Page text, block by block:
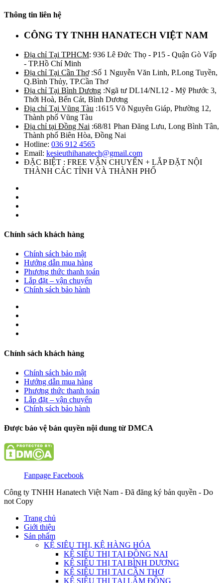
Thông tin liên hệ
CÔNG TY TNHH HANATECH VIỆT NAM
Địa chỉ Tại TPHCM: 936 Lê Đức Thọ - P15 - Quận Gò Vấp
- TP.Hồ Chí Minh
Địa chỉ Tại Cần Thơ:Số 1 Nguyễn Văn Linh, P.Long Tuyền,
Q.Bình Thủy, TP.Cần Thơ
Địa chỉ Tại Bình Dương :Ngã tư DL14/NL12 - Mỹ Phước 3,
Thới Hoà, Bến Cát, Bình Dương
Địa chỉ Tại Vũng Tàu :1615 Võ Nguyên Giáp, Phường 12,
Thành phố Vũng Tàu
Địa chỉ tại Đồng Nai :68/81 Phan Đăng Lưu, Long Bình Tân,
Thành phố Biên Hòa, Đồng Nai
Hotline: 036 912 4565
Email: kesieuthihanatech@gmail.com
ĐẶC BIỆT : FREE VẬN CHUYỂN + LẮP ĐẶT NỘI
THÀNH CÁC TỈNH VÀ THÀNH PHỐ
Chính sách khách hàng
Chính sách bảo mật
Hướng dẫn mua hàng
Phương thức thanh toán
Lắp đặt – vận chuyển
Chính sách bảo hành
Chính sách khách hàng
Chính sách bảo mật
Hướng dẫn mua hàng
Phương thức thanh toán
Lắp đặt – vận chuyển
Chính sách bảo hành
Được bảo vệ bản quyền nội dung từ DMCA
Fanpage Facebook
Công ty TNHH Hanatech Việt Nam - Đã đăng ký bản quyền - Do
not Copy
Trang chủ
Giới thiệu
Sản phẩm
KỆ SIÊU THỊ, KỆ HÀNG HÓA
KỆ SIÊU THỊ TẠI ĐỒNG NAI
KỆ SIÊU THỊ TẠI BÌNH DƯƠNG
KỆ SIÊU THỊ TẠI CẦN THƠ
KỆ SIÊU THỊ TẠI LÂM ĐỒNG